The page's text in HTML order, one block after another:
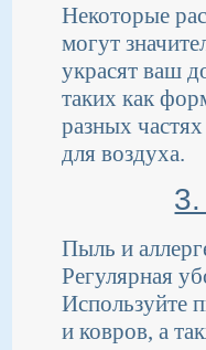
Некоторые
могут
украсят ваш
таких как
разных
для воздуха.
Пыль и
Регулярная
Используйте
и ковров, а